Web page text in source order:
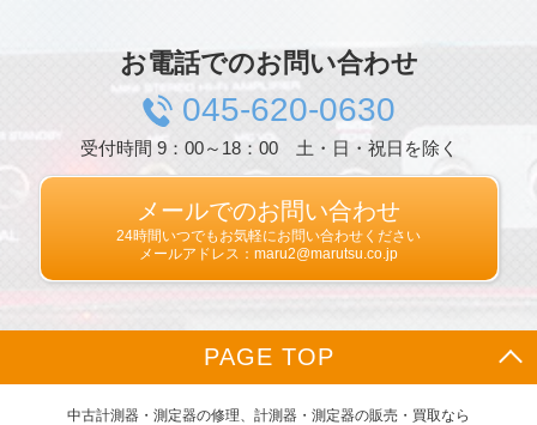
お電話でのお問い合わせ
045-620-0630
受付時間 9：00～18：00 土・日・祝日を除く
メールでのお問い合わせ
24時間いつでもお気軽にお問い合わせください
メールアドレス：maru2@marutsu.co.jp
PAGE TOP
中古計測器・測定器の修理、計測器・測定器の販売・買取なら